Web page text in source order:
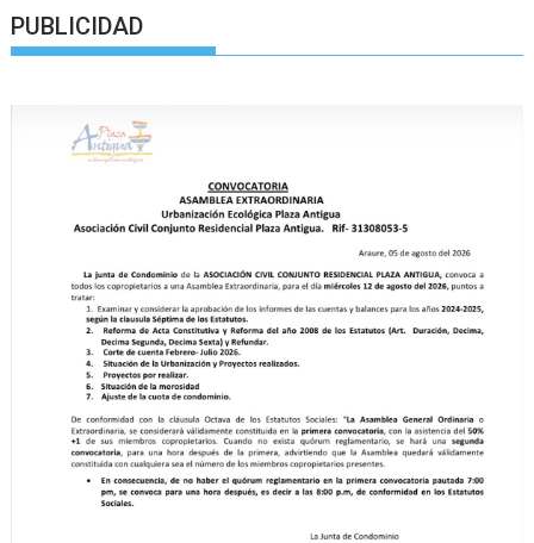
PUBLICIDAD